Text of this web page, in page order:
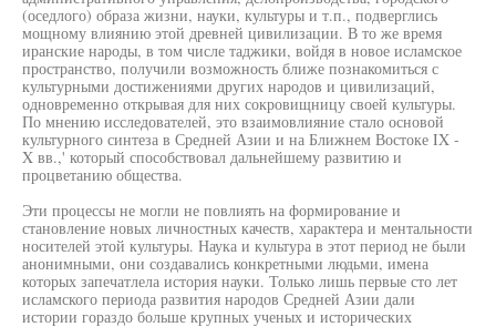
(оседлого) образа жизни, науки, культуры и т.п., подверглись
мощному влиянию этой древней цивилизации. В то же время
иранские народы, в том числе таджики, войдя в новое исламское
пространство, получили возможность ближе познакомиться с
культурными достижениями других народов и цивилизаций,
одновременно открывая для них сокровищницу своей культуры.
По мнению исследователей, это взаимовлияние стало основой
культурного синтеза в Средней Азии и на Ближнем Востоке IX -
X вв.,' который способствовал дальнейшему развитию и
процветанию общества.
Эти процессы не могли не повлиять на формирование и
становление новых личностных качеств, характера и ментальности
носителей этой культуры. Наука и культура в этот период не были
анонимными, они создавались конкретными людьми, имена
которых запечатлела история науки. Только лишь первые сто лет
исламского периода развития народов Средней Азии дали
истории гораздо больше крупных ученых и исторических